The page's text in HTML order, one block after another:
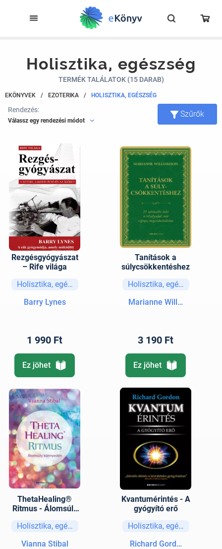
Holisztika, egészség
TERMÉK TALÁLATOK (15 DARAB)
EKÖNYVEK / EZOTERIKA / HOLISZTIKA, EGÉSZSÉG
Rendezés:
Válassz egy rendezési módot
Szűrők
Rezgésgyógyászat
– Rife világa
Holisztika, egészség
Barry Lynes
1 990 Ft
Ez jöhet
Tanítások a
súlycsökkentéshez
Holisztika, egészség
Marianne Williamson
3 190 Ft
Ez jöhet
ThetaHealing®
Ritmus - Álomsúly
Holisztika, egészség
Vianna Stibal
Kvantumérintés - A
gyógyító erő
Holisztika, egészség
Richard Gordon